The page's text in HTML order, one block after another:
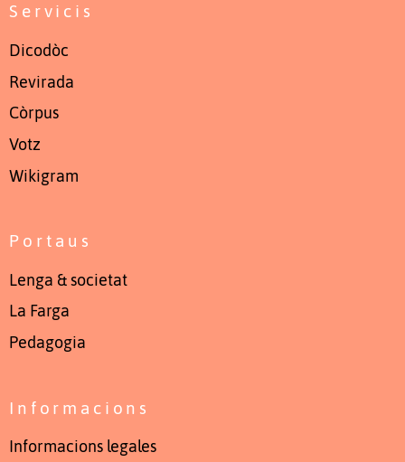
Servicis
Dicodòc
Revirada
Còrpus
Votz
Wikigram
Portaus
Lenga & societat
La Farga
Pedagogia
Informacions
Informacions legales